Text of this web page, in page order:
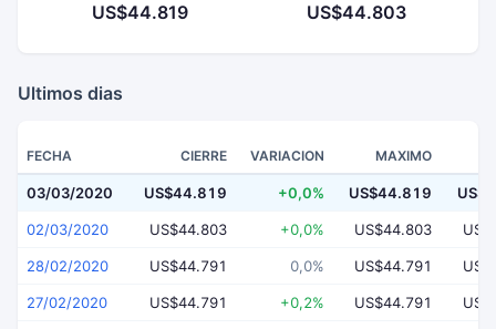
US$44.819 US$44.803
Ultimos dias
FECHA CIERRE VARIACION MAXIMO
03/03/2020 US$44.819 +0,0% US$44.819
02/03/2020 US$44.803 +0,0% US$44.803
28/02/2020 US$44.791 0,0% US$44.791
27/02/2020 US$44.791 +0,2% US$44.791